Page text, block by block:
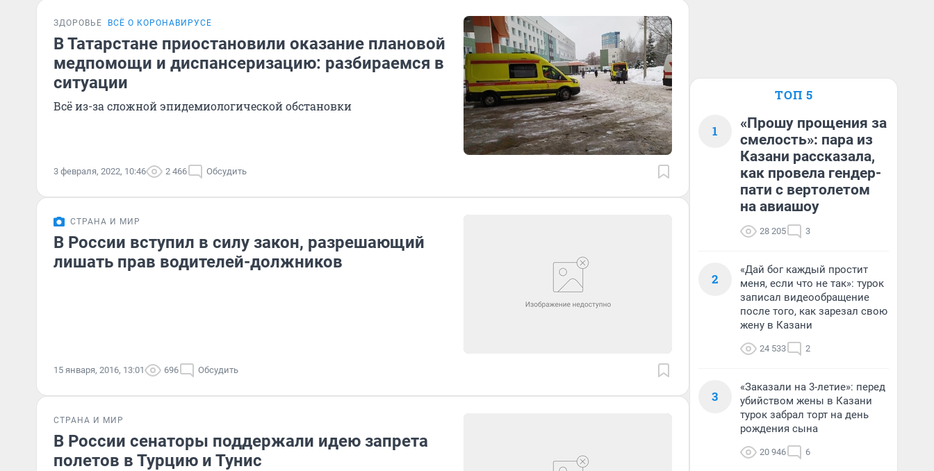
ЗДОРОВЬЕ ВСЁ О КОРОНАВИРУСЕ
В Татарстане приостановили оказание плановой
медпомощи и диспансеризацию: разбираемся в
ситуации
Всё из-за сложной эпидемиологической обстановки
3 февраля, 2022, 10:46 2 466 Обсудить
СТРАНА И МИР
В России вступил в силу закон, разрешающий
лишать прав водителей-должников
15 января, 2016, 13:01 696 Обсудить
СТРАНА И МИР
В России сенаторы поддержали идею запрета
полетов в Турцию и Тунис
ТОП 5
1
«Прошу прощения за
смелость»: пара из
Казани рассказала,
как провела гендер-
пати с вертолетом
на авиашоу
28 205 3
2
«Дай бог каждый простит
меня, если что не так»: турок
записал видеообращение
после того, как зарезал свою
жену в Казани
24 533 2
3
«Заказали на 3-летие»: перед
убийством жены в Казани
турок забрал торт на день
рождения сына
20 946 6